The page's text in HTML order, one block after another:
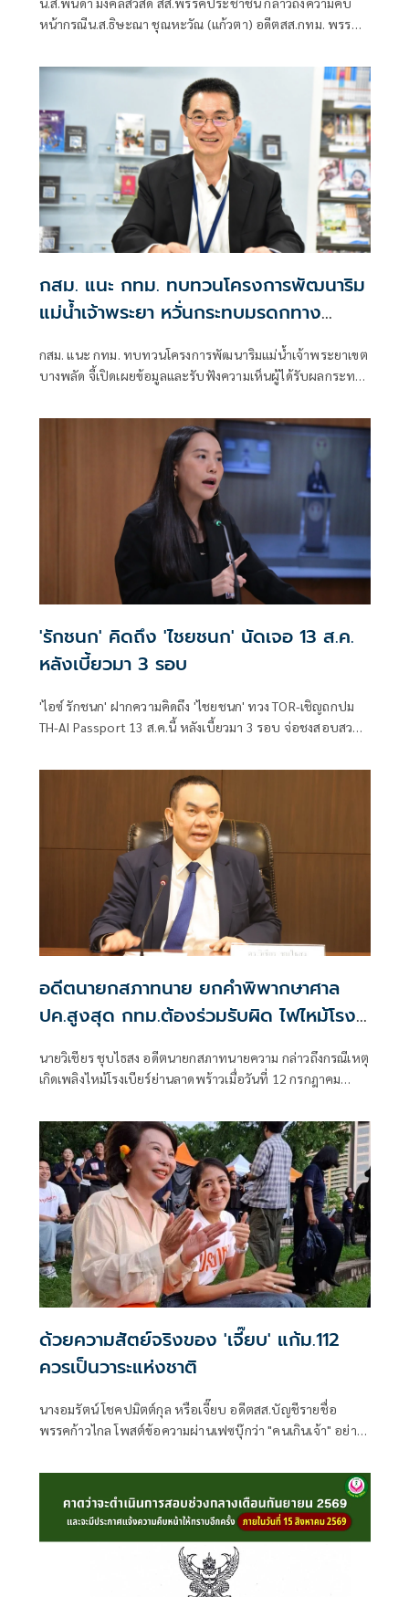
หน้ากรณีน.ส.ธิษะณา ชุณหะวัณ (แก้วตา) อดีตสส.กทม. พรรค
ไม่มีผู้ที่มีส่วนเกี่ยวข้องกับสภาชุดที่ผ่านมาขึ้นมา เพื่อเปิดพื้นที่
ให้ผู้เสียหายรู้สึกสบายใจที่สุด วางใจที่สุด และปลอดภัยที่สุด
กสม. แนะ กทม. ทบทวนโครงการพัฒนาริม
แม่น้ำเจ้าพระยา หวั่นกระทบมรดกทาง
กสม. แนะ กทม. ทบทวนโครงการพัฒนาริมแม่น้ำเจ้าพระยาเขต
บางพลัด จี้เปิดเผยข้อมูลและรับฟังความเห็นผู้ได้รับผลกระทบ
มรดกทางวัฒนธรรม
'รักชนก' คิดถึง 'ไชยชนก' นัดเจอ 13 ส.ค.
หลังเบี้ยวมา 3 รอบ
'ไอซ์ รักชนก' ฝากความคิดถึง 'ไชยชนก' ทวง TOR-เชิญถกปม
TH-AI Passport 13 ส.ค.นี้ หลังเบี้ยวมา 3 รอบ จ่อชงสอบสวน
อดีตนายกสภาทนาย ยกคำพิพากษาศาล
ปค.สูงสุด กทม.ต้องร่วมรับผิด ไฟไหม้โรง
นายวิเชียร ชุบไธสง อดีตนายกสภาทนายความ กล่าวถึงกรณีเหตุ
เกิดเพลิงไหม้โรงเบียร์ย่านลาดพร้าวเมื่อวันที่ 12 กรกฎาคม
เกิดเพลิงไหม้ครั้งนี้ไม่ใช่โศกนาฏกรรมที่สลดสยองครั้งแรกของ
ประเทศไทย แต่เคยเกิดมีขึ้นมาแล้วจากกรณีเพลิงไหม้พับดัง
ย่านสุขุมวิท และหากหน่วยงานที่เกี่ยวข้องยังขาดมาตรการ
ป้องกันและการ
ด้วยความสัตย์จริงของ 'เจี๊ยบ' แก้ม.112
ควรเป็นวาระแห่งชาติ
นางอมรัตน์ โชคปมิตต์กุล หรือเจี๊ยบ อดีตสส.บัญชีรายชื่อ
พรรคก้าวไกล โพสต์ข้อความผ่านเฟซบุ๊กว่า "คนเกินเจ้า" อย่าง